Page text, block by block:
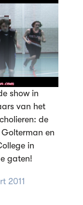
show in
van het
de
en
in
gaten!
2011